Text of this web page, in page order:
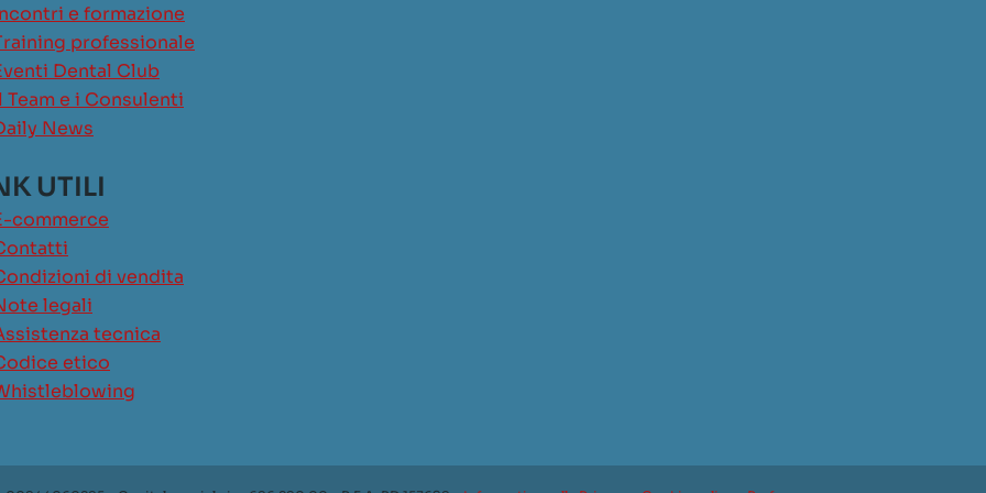
e formazione
professionale
Dental Club
Team e i Consulenti
News
UTILI
commerce
di vendita
legali
tecnica
etico